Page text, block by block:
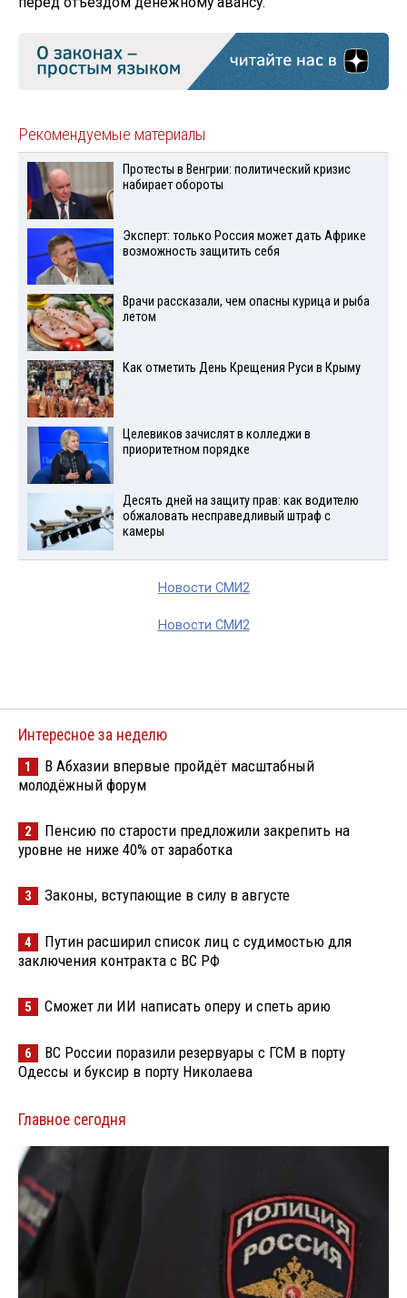
Рекомендуемые материалы
Протесты в Венгрии: политический кризис
набирает обороты
Эксперт: только Россия может дать Африке
возможность защитить себя
Врачи рассказали, чем опасны курица и рыба
летом
Как отметить День Крещения Руси в Крыму
Целевиков зачислят в колледжи в
приоритетном порядке
Десять дней на защиту прав: как водителю
обжаловать несправедливый штраф с
камеры
Новости СМИ2
Новости СМИ2
Интересное за неделю
1
В Абхазии впервые пройдёт масштабный
молодёжный форум
2
Пенсию по старости предложили закрепить на
уровне не ниже 40% от заработка
3 Законы, вступающие в силу в августе
4
Путин расширил список лиц с судимостью для
заключения контракта с ВС РФ
5 Сможет ли ИИ написать оперу и спеть арию
6
ВС России поразили резервуары с ГСМ в порту
Одессы и буксир в порту Николаева
Главное сегодня